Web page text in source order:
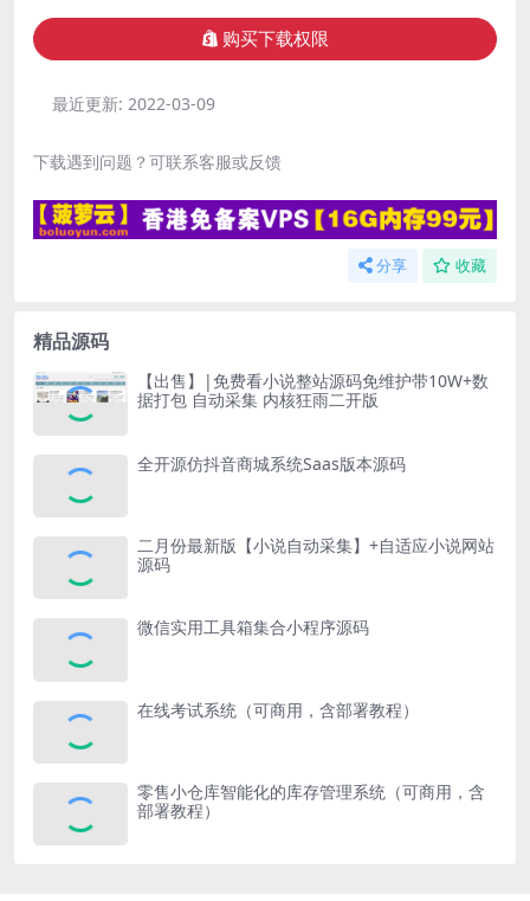
购买下载权限
最近更新: 2022-03-09
下载遇到问题？可联系客服或反馈
分享 收藏
精品源码
【出售】|免费看小说整站源码免维护带10W+数
据打包 自动采集 内核狂雨二开版
全开源仿抖音商城系统Saas版本源码
二月份最新版【小说自动采集】+自适应小说网站
源码
微信实用工具箱集合小程序源码
在线考试系统（可商用，含部署教程）
零售小仓库智能化的库存管理系统（可商用，含
部署教程）